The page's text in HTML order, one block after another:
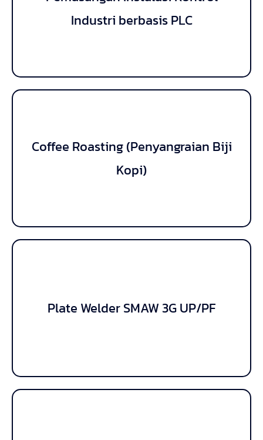
Industri berbasis PLC
berbasis PLC
Coffee Roasting (Penyangraian Biji
Kopi)
Coffee Roasting (Penyangraian Biji
Kopi)
Plate Welder SMAW 3G UP/PF
Plate Welder SMAW 3G UP/PF